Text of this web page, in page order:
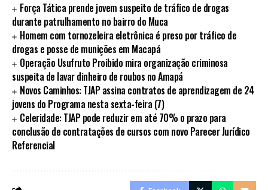
Força Tática prende jovem suspeito de tráfico de drogas
durante patrulhamento no bairro do Muca
Homem com tornozeleira eletrônica é preso por tráfico de
drogas e posse de munições em Macapá
Operação Usufruto Proibido mira organização criminosa
suspeita de lavar dinheiro de roubos no Amapá
Novos Caminhos: TJAP assina contratos de aprendizagem de 24
jovens do Programa nesta sexta-feira (7)
Celeridade: TJAP pode reduzir em até 70% o prazo para
conclusão de contratações de cursos com novo Parecer Jurídico
Referencial